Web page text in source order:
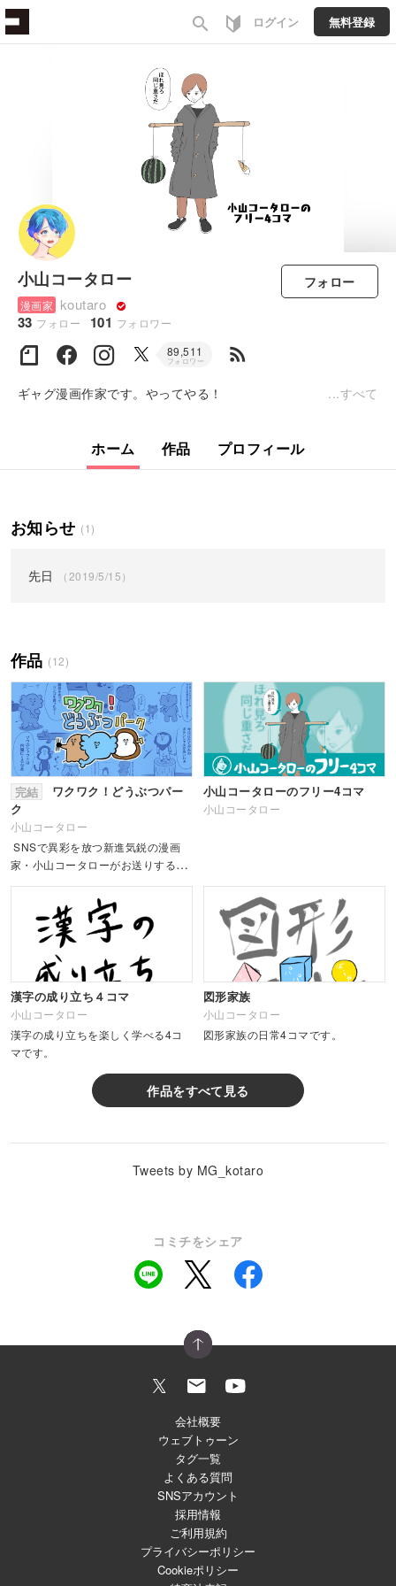
search ログイン 無料登録
小山コータロー
漫画家 koutaro
33 フォロー 101 フォロワー
フォロー
89,511
フォロワー rss_feed
ギャグ漫画作家です。やってやる！ すべて
ホーム 作品 プロフィール
お知らせ (1)
先日 （2019/5/15）
作品 (12)
完結
ワクワク！どうぶつパー
ク
小山コータロー
SNSで異彩を放つ新進気鋭の漫画
家・小山コータローがお送りする
ちの世界。次々に繰り出されるシュ
ール4コマに食らいつけ！ &...
小山コータローのフリー4コマ
小山コータロー
漢字の成り立ち４コマ
小山コータロー
漢字の成り立ちを楽しく学べる4コ
マです。
図形家族
小山コータロー
図形家族の日常4コマです。
作品をすべて見る
Tweets by MG_kotaro
コミチをシェア
会社概要
ウェブトゥーン
タグ一覧
よくある質問
SNSアカウント
採用情報
ご利用規約
プライバシーポリシー
Cookieポリシー